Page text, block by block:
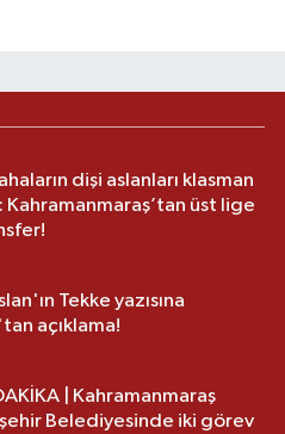
dişi aslanları klasman
Kahramanmaraş’tan üst lige
Tekke yazısına
açıklama!
| Kahramanmaraş
Belediyesinde iki görev